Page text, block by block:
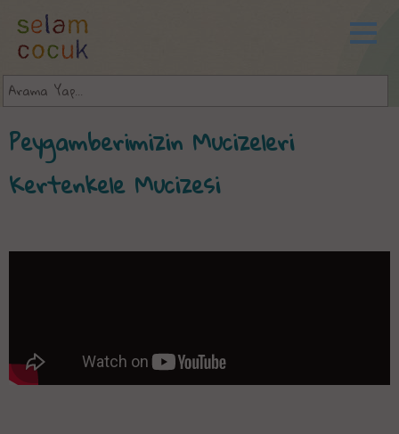
Peygamberimizin Mucizeleri
Kertenkele Mucizesi